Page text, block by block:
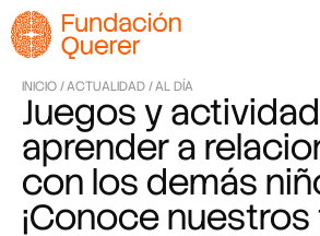
INICIO /ACTUALIDAD /AL DÍA
Juegos y
aprender a
con los demás
¡Conoce